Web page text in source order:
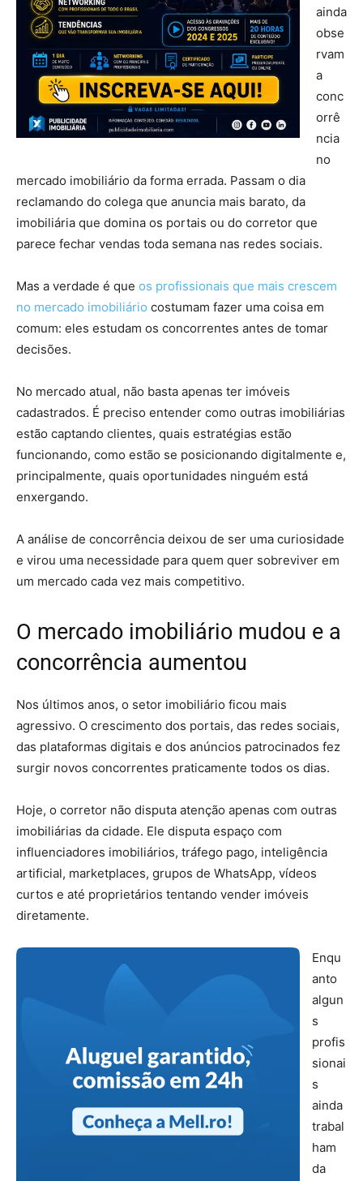
ainda
obse
rvam
a
conc
orrê
ncia
no
mercado imobiliário da forma errada. Passam o dia
reclamando do colega que anuncia mais barato, da
imobiliária que domina os portais ou do corretor que
parece fechar vendas toda semana nas redes sociais.
Mas a verdade é que os profissionais que mais crescem
no mercado imobiliário costumam fazer uma coisa em
comum: eles estudam os concorrentes antes de tomar
decisões.
No mercado atual, não basta apenas ter imóveis
cadastrados. É preciso entender como outras imobiliárias
estão captando clientes, quais estratégias estão
funcionando, como estão se posicionando digitalmente e,
principalmente, quais oportunidades ninguém está
enxergando.
A análise de concorrência deixou de ser uma curiosidade
e virou uma necessidade para quem quer sobreviver em
um mercado cada vez mais competitivo.
O mercado imobiliário mudou e a
concorrência aumentou
Nos últimos anos, o setor imobiliário ficou mais
agressivo. O crescimento dos portais, das redes sociais,
das plataformas digitais e dos anúncios patrocinados fez
surgir novos concorrentes praticamente todos os dias.
Hoje, o corretor não disputa atenção apenas com outras
imobiliárias da cidade. Ele disputa espaço com
influenciadores imobiliários, tráfego pago, inteligência
artificial, marketplaces, grupos de WhatsApp, vídeos
curtos e até proprietários tentando vender imóveis
diretamente.
Enqu
anto
algun
s
profis
sionai
s
ainda
trabal
ham
da